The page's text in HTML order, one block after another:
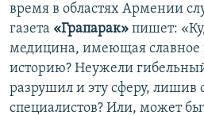
время в областях Армении
газета «Грапарак» пишет:
медицина, имеющая славное
историю? Неужели
разрушил и эту сферу, лишив
специалистов? Или, может